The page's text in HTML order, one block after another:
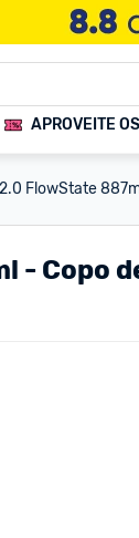
APROVEITE
FlowState
- Copo